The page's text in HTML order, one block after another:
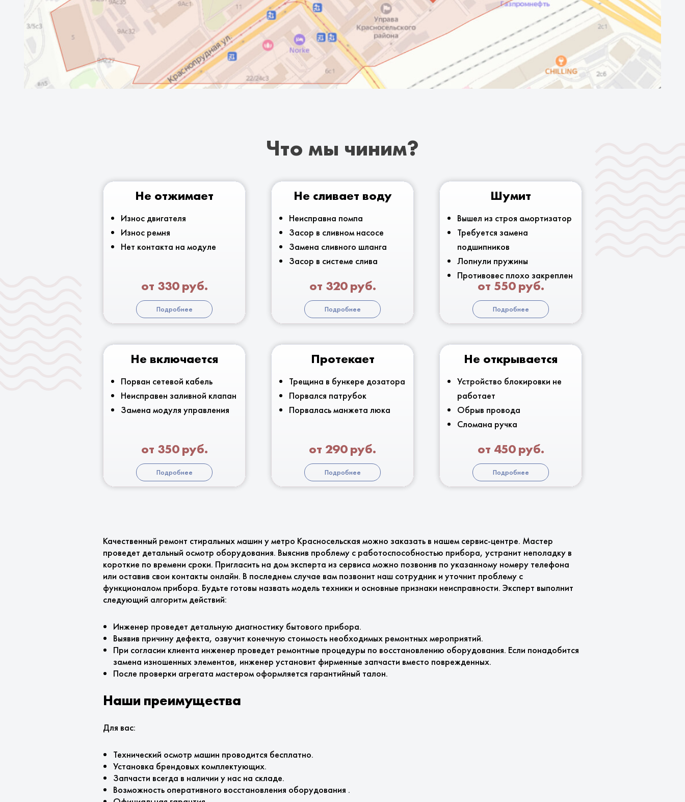
Что мы чиним?
Не отжимает
Износ двигателя
Износ ремня
Нет контакта на модуле
от 330 руб.
Подробнее Подробнее
от 320 руб.
Неисправна помпа
Засор в сливном насосе
Замена сливного шланга
Засор в системе слива
Не сливает воду Шумит
Вышел из строя амортизатор
Требуется замена
подшипников
Лопнули пружины
Противовес плохо закреплен
от 550 руб.
Подробнее
Не включается
Порван сетевой кабель
Неисправен заливной клапан
Замена модуля управления
от 350 руб.
Подробнее
Протекает
Трещина в бункере дозатора
Порвался патрубок
Порвалась манжета люка
от 290 руб.
Подробнее
Не открывается
Устройство блокировки не
работает
Обрыв провода
Сломана ручка
от 450 руб.
Подробнее
Качественный ремонт стиральных машин у метро Красносельская можно заказать в нашем сервис-центре. Мастер
проведет детальный осмотр оборудования. Выяснив проблему с работоспособностью прибора, устранит неполадку в
короткие по времени сроки. Пригласить на дом эксперта из сервиса можно позвонив по указанному номеру телефона
или оставив свои контакты онлайн. В последнем случае вам позвонит наш сотрудник и уточнит проблему с
функционалом прибора. Будьте готовы назвать модель техники и основные признаки неисправности. Эксперт выполнит
следующий алгоритм действий:
Инженер проведет детальную диагностику бытового прибора.
Выявив причину дефекта, озвучит конечную стоимость необходимых ремонтных мероприятий.
При согласии клиента инженер проведет ремонтные процедуры по восстановлению оборудования. Если понадобится
замена изношенных элементов, инженер установит фирменные запчасти вместо поврежденных.
После проверки агрегата мастером оформляется гарантийный талон.
Наши преимущества
Для вас:
Технический осмотр машин проводится бесплатно.
Установка брендовых комплектующих.
Запчасти всегда в наличии у нас на складе.
Возможность оперативного восстановления оборудования .